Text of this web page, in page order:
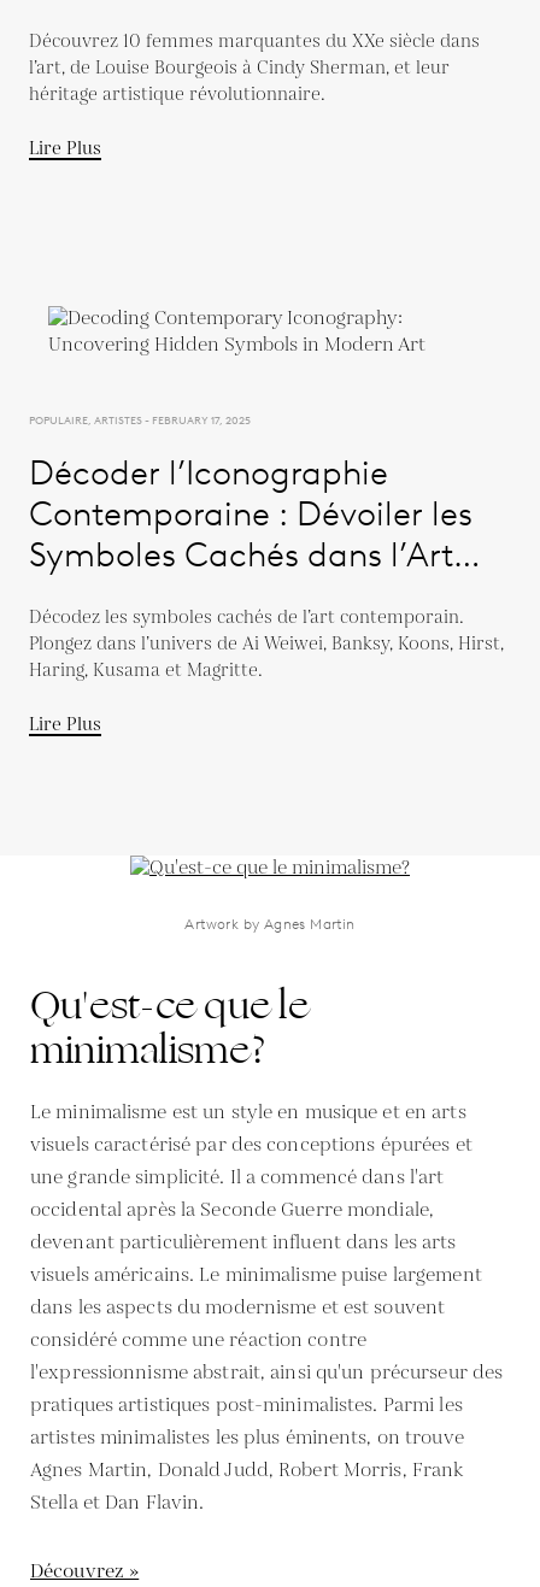
Découvrez 10 femmes marquantes du XXe siècle dans
l’art, de Louise Bourgeois à Cindy Sherman, et leur
héritage artistique révolutionnaire.
Lire Plus
POPULAIRE, ARTISTES - FEBRUARY 17, 2025
Décoder l’Iconographie
Contemporaine : Dévoiler les
Symboles Cachés dans l’Art
Décodez les symboles cachés de l’art contemporain.
Plongez dans l’univers de Ai Weiwei, Banksy, Koons, Hirst,
Haring, Kusama et Magritte.
Lire Plus
Artwork by Agnes Martin
Qu'est-ce que le
minimalisme?
Le minimalisme est un style en musique et en arts
visuels caractérisé par des conceptions épurées et
une grande simplicité. Il a commencé dans l'art
occidental après la Seconde Guerre mondiale,
devenant particulièrement influent dans les arts
visuels américains. Le minimalisme puise largement
dans les aspects du modernisme et est souvent
considéré comme une réaction contre
l'expressionnisme abstrait, ainsi qu'un précurseur des
pratiques artistiques post-minimalistes. Parmi les
artistes minimalistes les plus éminents, on trouve
Agnes Martin, Donald Judd, Robert Morris, Frank
Stella et Dan Flavin.
Découvrez »